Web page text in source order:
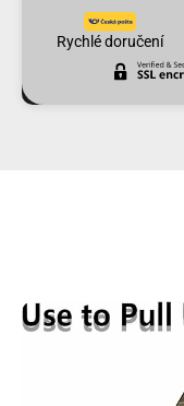
Rychlé doručení